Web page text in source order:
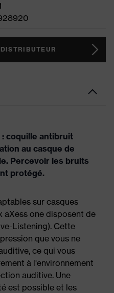
coquille antibruit
au casque de
Percevoir les bruits
protégé.
sur casques
aXess one disposent de
Listening). Cette
que vous ne
ce qui vous
à l'environnement
auditive. Une
est possible et les